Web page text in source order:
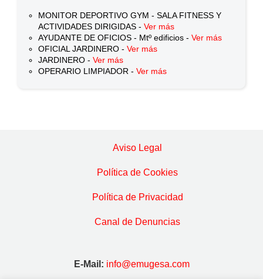
MONITOR DEPORTIVO GYM - SALA FITNESS Y
ACTIVIDADES DIRIGIDAS - Ver más
AYUDANTE DE OFICIOS - Mtº edificios - Ver más
OFICIAL JARDINERO - Ver más
JARDINERO - Ver más
OPERARIO LIMPIADOR - Ver más
Aviso Legal
Política de Cookies
Política de Privacidad
Canal de Denuncias
E-Mail: info@emugesa.com